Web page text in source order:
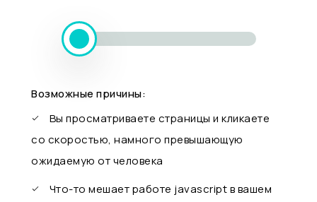
Возможные причины:
Вы просматриваете страницы и кликаете
со скоростью, намного превышающую
ожидаемую от человека
Что-то мешает работе javascript в вашем